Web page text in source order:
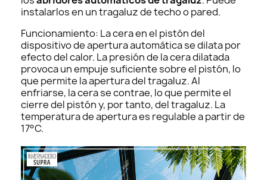
instalarlos en un tragaluz de techo o pared.
Funcionamiento: La cera en el pistón del
dispositivo de apertura automática se dilata por
efecto del calor. La presión de la cera dilatada
provoca un empuje suficiente sobre el pistón, lo
que permite la apertura del tragaluz. Al
enfriarse, la cera se contrae, lo que permite el
cierre del pistón y, por tanto, del tragaluz. La
temperatura de apertura es regulable a partir de
17°C.